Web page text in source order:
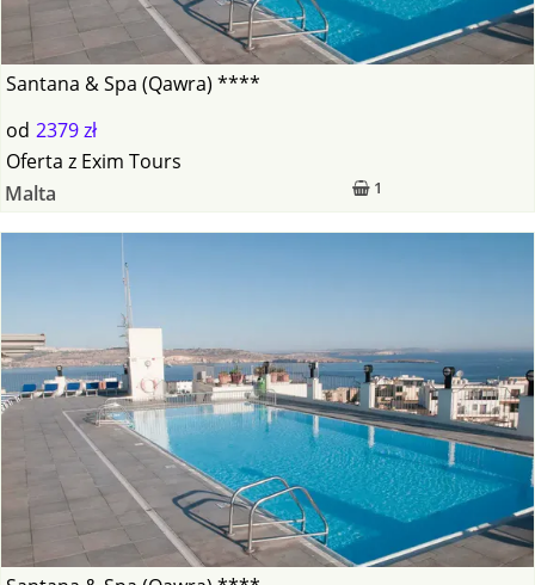
Santana & Spa (Qawra) ****
od 2379 zł
1
Oferta z Exim Tours
Malta